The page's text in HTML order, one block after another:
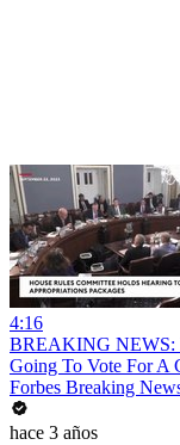
4:16
BREAKING NEWS:
Going To Vote For A
Forbes Breaking
hace 3 años